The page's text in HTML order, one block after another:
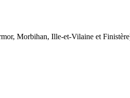
Morbihan, Ille-et-Vilaine et